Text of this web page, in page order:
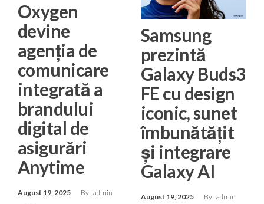
Oxygen
devine
agenția de
comunicare
integrată a
brandului
digital de
asigurări
Anytime
August 19, 2025 By admin
Samsung
prezintă
Galaxy Buds3
FE cu design
iconic, sunet
îmbunătățit
și integrare
Galaxy AI
August 19, 2025 By admin